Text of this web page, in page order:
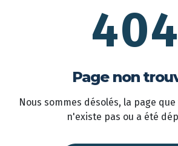
404
Page non
Nous sommes désolés, la page
n'existe pas ou a été